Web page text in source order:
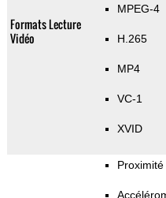
Formats Lecture
Vidéo
MPEG-4
H.265
MP4
VC-1
XVID
Proximité